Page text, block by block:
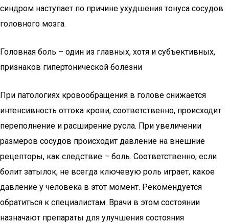
синдром наступает по причине ухудшения тонуса сосудов
головного мозга.
Головная боль – один из главных, хотя и субъективных,
признаков гипертонической болезни
При патологиях кровообращения в голове снижается
интенсивность оттока крови, соответственно, происходит
переполнение и расширение русла. При увеличении
размеров сосудов происходит давление на внешние
рецепторы, как следствие – боль. Соответственно, если
болит затылок, не всегда ключевую роль играет, какое
давление у человека в этот момент. Рекомендуется
обратиться к специалистам. Врачи в этом состоянии
назначают препараты для улучшения состояния